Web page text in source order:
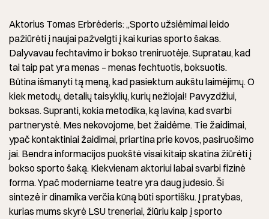
Aktorius Tomas Erbrėderis: „Sporto užsiėmimai leido
pažiūrėti į naujai pažvelgti į kai kurias sporto šakas.
Dalyvavau fechtavimo ir bokso treniruotėje. Supratau, kad
tai taip pat yra menas – menas fechtuotis, boksuotis.
Būtina išmanyti tą meną, kad pasiektum aukštu laimėjimų. O
kiek metodų, detalių taisyklių, kurių nežiojai! Pavyzdžiui,
boksas. Supranti, kokia metodika, ką lavina, kad svarbi
partnerystė. Mes nekovojome, bet žaidėme. Tie žaidimai,
ypač kontaktiniai žaidimai, priartina prie kovos, pasiruošimo
jai. Bendra informacijos puokštė visai kitaip skatina žiūrėti į
bokso sporto šaką. Kiekvienam aktoriui labai svarbi fizinė
forma. Ypač moderniame teatre yra daug judesio. Ši
sintezė ir dinamika verčia kūną būti sportišku. Į pratybas,
kurias mums skyrė LSU treneriai, žiūriu kaip į sporto